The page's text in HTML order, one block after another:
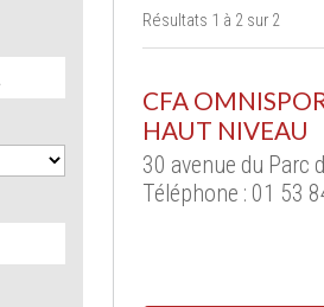
Résultats 1 à 2 sur 2
CFA
HAUT NIVEAU
30 avenue du Parc
Téléphone : 01 53